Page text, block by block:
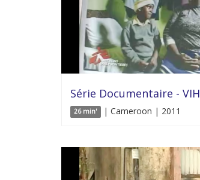
Série Documentaire - VIH
26 min' | Cameroon | 2011